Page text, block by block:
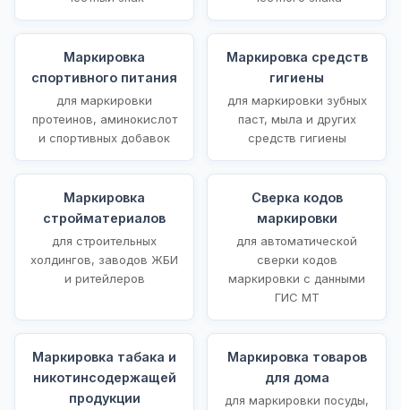
Маркировка
спортивного питания
для маркировки
протеинов, аминокислот
и спортивных добавок
Маркировка средств
гигиены
для маркировки зубных
паст, мыла и других
средств гигиены
Маркировка
стройматериалов
для строительных
холдингов, заводов ЖБИ
и ритейлеров
Сверка кодов
маркировки
для автоматической
сверки кодов
маркировки с данными
ГИС МТ
Маркировка табака и
никотинсодержащей
продукции
Маркировка товаров
для дома
для маркировки посуды,